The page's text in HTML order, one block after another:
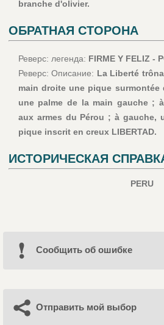
branche d'olivier.
ОБРАТНАЯ СТОРОНА
Реверс: легенда: FIRME Y FELIZ -
Реверс: Описание: La Liberté
main droite une pique
une palme de la main gauche ;
aux armes du Pérou ; à gauche,
pique inscrit en creux LIBERTAD.
ИСТОРИЧЕСКАЯ
PERU
Cообщить об ошибке
Отправить мой выбор